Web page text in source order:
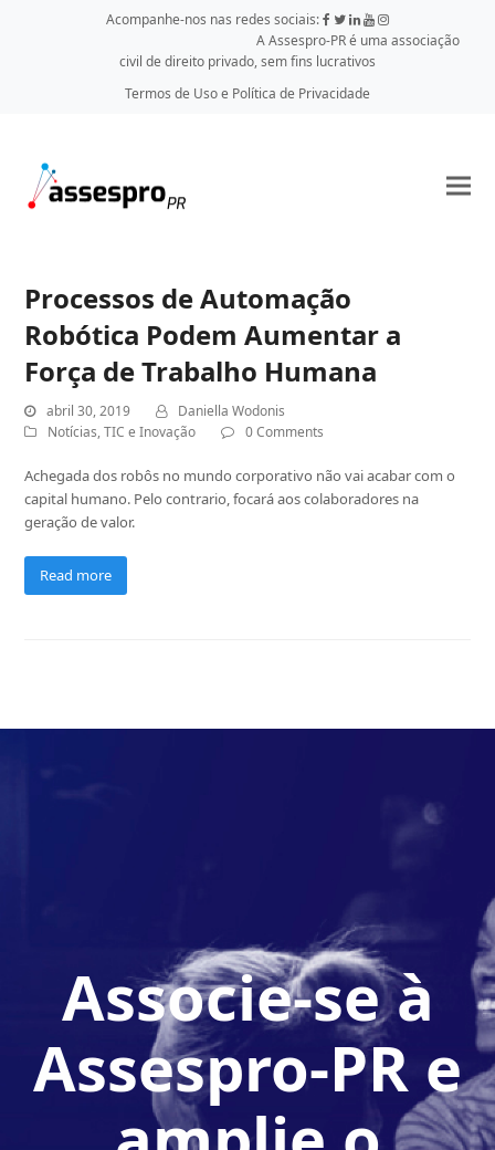
Acompanhe-nos nas redes sociais:
A Assespro-PR é uma associação
civil de direito privado, sem fins lucrativos
Termos de Uso e Política de Privacidade
Processos de Automação
Robótica Podem Aumentar a
Força de Trabalho Humana
abril 30, 2019
Daniella Wodonis
Notícias,TIC e Inovação 0 Comments
Achegada dos robôs no mundo corporativo não vai acabar com o
capital humano. Pelo contrario, focará aos colaboradores na
geração de valor.
Read more
Associe-se à
Assespro-PR e